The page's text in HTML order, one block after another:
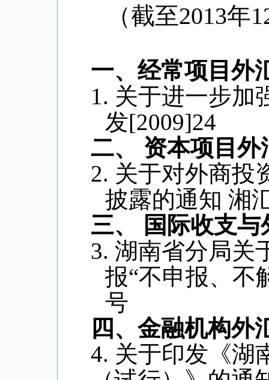
（截至2013年1
一、经常项目外
1. 关于进一步加
发[2009]24
二、
资本项目外
2. 关于对外商投
披露的通知 湘
三、
国际收支
3. 湖南省分局关
报“不申报、不
号
四、金融机构外
4. 关于印发《湖